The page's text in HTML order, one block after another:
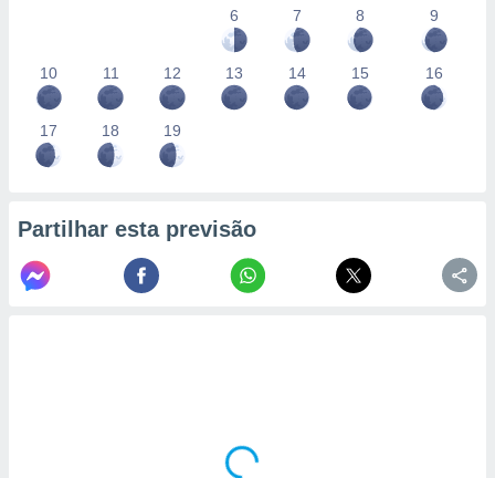
6
7 8 9
10 11 12 13 14 15 16
17 18 19
Partilhar esta previsão